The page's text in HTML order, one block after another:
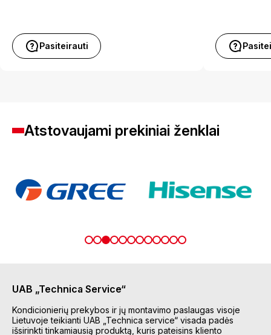
Pasiteirauti
Atstovaujami prekiniai ženklai
UAB „Technica Service“
Kondicionierių prekybos ir jų montavimo paslaugas visoje
Lietuvoje teikianti UAB „Technica service“ visada padės
išsirinkti tinkamiausią produktą, kuris pateisins kliento